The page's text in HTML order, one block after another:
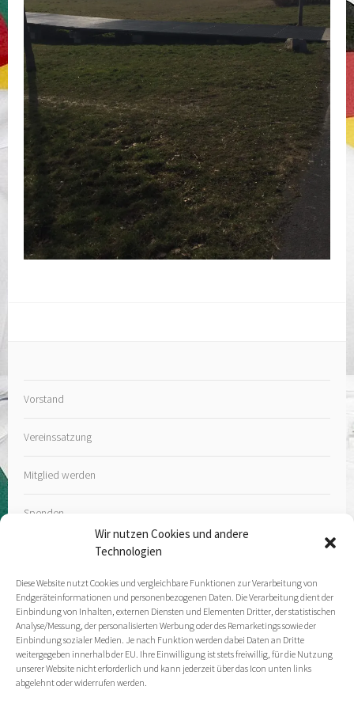
Wir nutzen Cookies und andere
Technologien
Diese Website nutzt Cookies und vergleichbare Funktionen zur Verarbeitung von
Endgeräteinformationen und personenbezogenen Daten. Die Verarbeitung dient der
Einbindung von Inhalten, externen Diensten und Elementen Dritter, der statistischen
Analyse/Messung, der personalisierten Werbung oder des Remarketings sowie der
Einbindung sozialer Medien. Je nach Funktion werden dabei Daten an Dritte
weitergegeben innerhalb der EU. Ihre Einwilligung ist stets freiwillig, für die Nutzung
unserer Website nicht erforderlich und kann jederzeit über das Icon unten links
abgelehnt oder widerrufen werden.
Vorstand
Vereinssatzung
Mitglied werden
Spenden
Kontakt
Impressum
Datenschutz­erklärung